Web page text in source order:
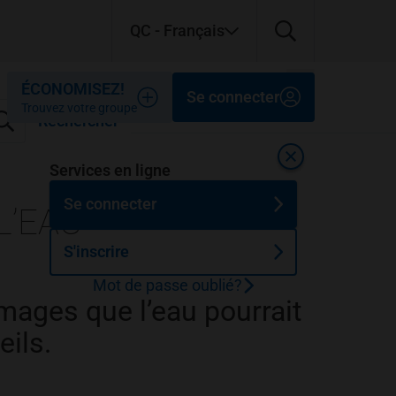
Fermer
Fermer
Rechercher
Fermer
ÉCONOMISEZ!
Trouvez votre groupe
Se connecter
Fermer
Services en ligne
Se connecter
S'inscrire
Mot de passe oublié?
que l’eau pourrait